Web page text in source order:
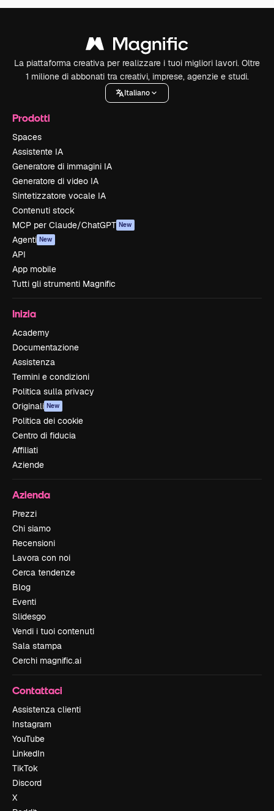
La piattaforma creativa per realizzare i tuoi migliori lavori. Oltre
1 milione di abbonati tra creativi, imprese, agenzie e studi.
Italiano
Prodotti
Spaces
Assistente IA
Generatore di immagini IA
Generatore di video IA
Sintetizzatore vocale IA
Contenuti stock
MCP per Claude/ChatGPT New
Agenti New
API
App mobile
Tutti gli strumenti Magnific
Inizia
Academy
Documentazione
Assistenza
Termini e condizioni
Politica sulla privacy
Originali New
Politica dei cookie
Centro di fiducia
Affiliati
Aziende
Azienda
Prezzi
Chi siamo
Recensioni
Lavora con noi
Cerca tendenze
Blog
Eventi
Slidesgo
Vendi i tuoi contenuti
Sala stampa
Cerchi magnific.ai
Contattaci
Assistenza clienti
Instagram
YouTube
LinkedIn
TikTok
Discord
X